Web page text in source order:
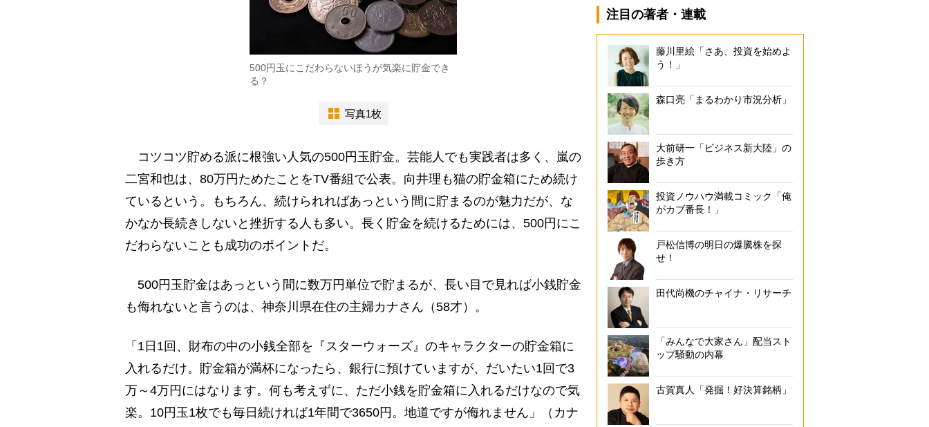
500円玉にこだわらないほうが気楽に貯金でき
る？
写真1枚
コツコツ貯める派に根強い人気の500円玉貯金。芸能人でも実践者は多く、嵐の
二宮和也は、80万円ためたことをTV番組で公表。向井理も猫の貯金箱にため続け
ているという。もちろん、続けられればあっという間に貯まるのが魅力だが、な
かなか長続きしないと挫折する人も多い。長く貯金を続けるためには、500円にこ
だわらないことも成功のポイントだ。
500円玉貯金はあっという間に数万円単位で貯まるが、長い目で見れば小銭貯金
も侮れないと言うのは、神奈川県在住の主婦カナさん（58才）。
「1日1回、財布の中の小銭全部を『スターウォーズ』のキャラクターの貯金箱に
入れるだけ。貯金箱が満杯になったら、銀行に預けていますが、だいたい1回で3
万～4万円にはなります。何も考えずに、ただ小銭を貯金箱に入れるだけなので気
楽。10円玉1枚でも毎日続ければ1年間で3650円。地道ですが侮れません」（カナ
注目の著者・連載
藤川里絵「さあ、投資を始めよ
う！」
森口亮「まるわかり市況分析」
大前研一「ビジネス新大陸」の
歩き方
投資ノウハウ満載コミック「俺
がカブ番長！」
戸松信博の明日の爆騰株を探
せ！
田代尚機のチャイナ・リサーチ
「みんなで大家さん」配当スト
ップ騒動の内幕
古賀真人「発掘！好決算銘柄」